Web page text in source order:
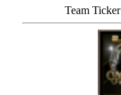
Team Ticker